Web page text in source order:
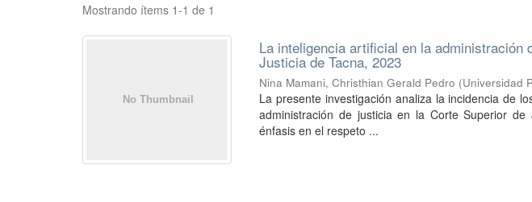
Mostrando ítems 1-1 de 1
La inteligencia artificial en la administración
Justicia de Tacna, 2023
Nina Mamani, Christhian Gerald Pedro (Universidad
La presente investigación analiza la incidencia de
administración de justicia en la Corte Superior
énfasis en el respeto ...